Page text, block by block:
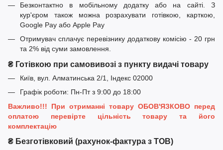
Безконтактно в мобільному додатку або на сайті. З
кур'єром також можна розрахувати готівкою, карткою,
Google Pay або Apple Pay
Отримувач сплачує перевізнику додаткову комісію - 20 грн
та 2% від суми замовлення.
₴ Готівкою при самовивозі з пункту видачі товару
Київ, вул. Алматинська 2/1, Індекс 02000
Графік роботи: Пн-Пт з 9:00 до 18:00
Важливо!!! При отриманні товару ОБОВ'ЯЗКОВО перед
оплатою перевірте цільність товару та його
комплектацію
₴ Безготівковий (рахунок-фактура з ТОВ)